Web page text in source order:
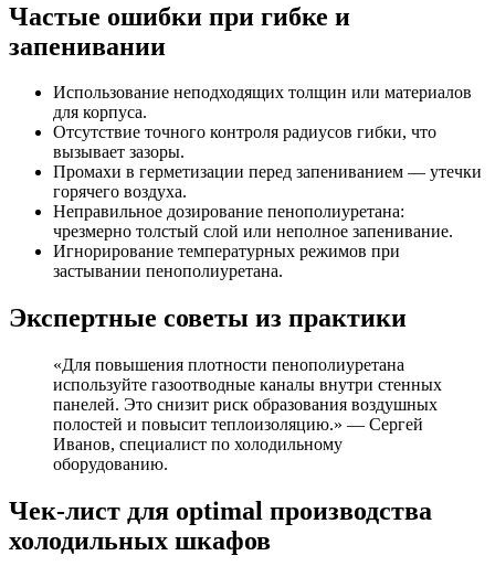
Частые ошибки при гибке и
запенивании
Использование неподходящих толщин или материалов
для корпуса.
Отсутствие точного контроля радиусов гибки, что
вызывает зазоры.
Промахи в герметизации перед запениванием — утечки
горячего воздуха.
Неправильное дозирование пенополиуретана:
чрезмерно толстый слой или неполное запенивание.
Игнорирование температурных режимов при
застывании пенополиуретана.
Экспертные советы из практики
«Для повышения плотности пенополиуретана
используйте газоотводные каналы внутри стенных
панелей. Это снизит риск образования воздушных
полостей и повысит теплоизоляцию.» — Сергей
Иванов, специалист по холодильному
оборудованию.
Чек-лист для optimal производства
холодильных шкафов